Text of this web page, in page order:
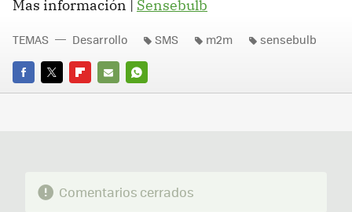
Mas información | Sensebulb
FACEBOOK
TWITTERFLIPBOARD
E-
WHATSAPP
TEMAS Desarrollo SMS m2m sensebulb
Comentarios cerrados